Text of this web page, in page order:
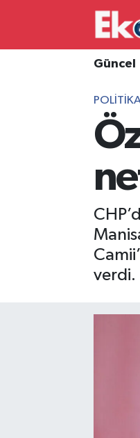
Güncel
verdi.
Güncel
Borsa Haberleri
Hava Durumu
Süper Lig Puan
Son Dakika
Haber Arşivi